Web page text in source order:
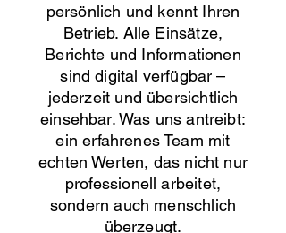
persönlich und kennt Ihren
Betrieb. Alle Einsätze,
Berichte und Informationen
sind digital verfügbar –
jederzeit und übersichtlich
einsehbar. Was uns antreibt:
ein erfahrenes Team mit
echten Werten, das nicht nur
professionell arbeitet,
sondern auch menschlich
überzeugt.